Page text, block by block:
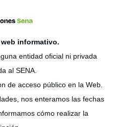
informativo.
entidad oficial ni privada
al SENA.
de acceso público en la Web.
nos enteramos las fechas
cómo realizar la